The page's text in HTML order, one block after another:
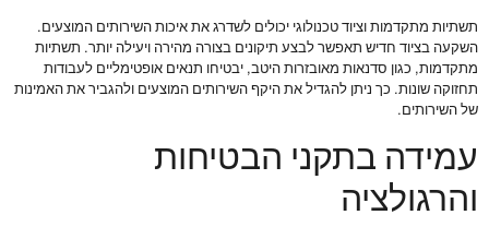
תשתיות מתקדמות וציוד טכנולוגי יכולים לשדרג את איכות השירותים המוצעים.
השקעה בציוד חדיש תאפשר לבצע תיקונים בצורה מהירה ויעילה יותר. תשתיות
מתקדמות, כגון סדנאות מאובזרות היטב, יבטיחו תנאים אופטימליים לעבודות
תחזוקה שונות. כך ניתן להגדיל את היקף השירותים המוצעים ולהגביר את האמינות
של השירותים.
עמידה בתקני הבטיחות
והרגולציה